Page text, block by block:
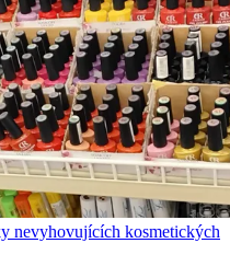
nevyhovujících kosmetických